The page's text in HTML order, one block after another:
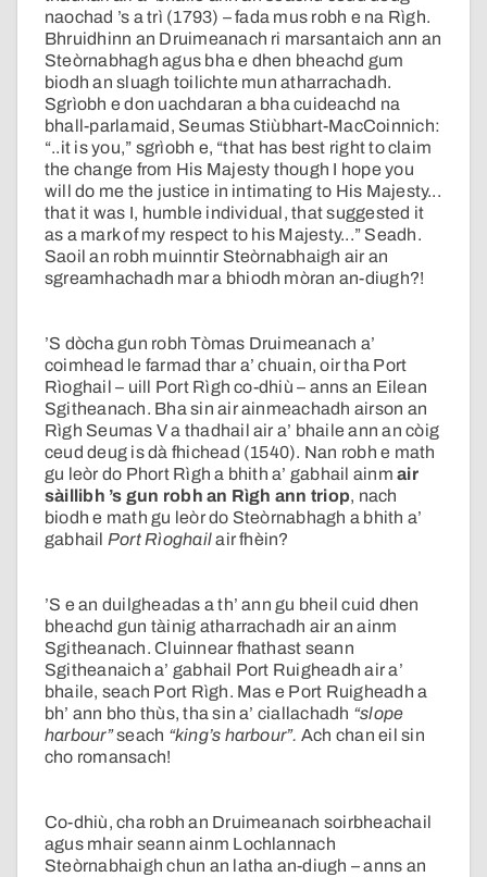
naochad ’s a trì (1793) – fada mus robh e na Rìgh.
Bhruidhinn an Druimeanach ri marsantaich ann an
Steòrnabhagh agus bha e dhen bheachd gum
biodh an sluagh toilichte mun atharrachadh.
Sgrìobh e don uachdaran a bha cuideachd na
bhall-parlamaid, Seumas Stiùbhart-MacCoinnich:
“..it is you,” sgrìobh e, “that has best right to claim
the change from His Majesty though I hope you
will do me the justice in intimating to His Majesty...
that it was I, humble individual, that suggested it
as a mark of my respect to his Majesty...” Seadh.
Saoil an robh muinntir Steòrnabhaigh air an
sgreamhachadh mar a bhiodh mòran an-diugh?!
’S dòcha gun robh Tòmas Druimeanach a’
coimhead le farmad thar a’ chuain, oir tha Port
Rìoghail – uill Port Rìgh co-dhiù – anns an Eilean
Sgitheanach. Bha sin air ainmeachadh airson an
Rìgh Seumas V a thadhail air a’ bhaile ann an còig
ceud deug is dà fhichead (1540). Nan robh e math
gu leòr do Phort Rìgh a bhith a’ gabhail ainmair
sàillibh ’s gun robh an Rìgh ann triop, nach
biodh e math gu leòr do Steòrnabhagh a bhith a’
gabhail Port Rìoghailair fhèin?
’S e an duilgheadas a th’ ann gu bheil cuid dhen
bheachd gun tàinig atharrachadh air an ainm
Sgitheanach. Cluinnear fhathast seann
Sgitheanaich a’ gabhail Port Ruigheadh air a’
bhaile, seach Port Rìgh. Mas e Port Ruigheadh a
bh’ ann bho thùs, tha sin a’ ciallachadh “slope
harbour”seach “king’s harbour”. Ach chan eil sin
cho romansach!
Co-dhiù, cha robh an Druimeanach soirbheachail
agus mhair seann ainm Lochlannach
Steòrnabhaigh chun an latha an-diugh – anns an